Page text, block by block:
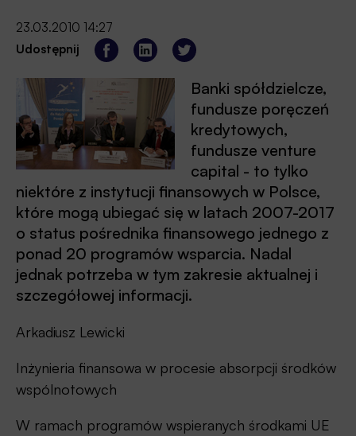
23.03.2010 14:27
Udostępnij
Banki spółdzielcze,
fundusze poręczeń
kredytowych,
fundusze venture
capital - to tylko
niektóre z instytucji finansowych w Polsce,
które mogą ubiegać się w latach 2007-2017
o status pośrednika finansowego jednego z
ponad 20 programów wsparcia. Nadal
jednak potrzeba w tym zakresie aktualnej i
szczegółowej informacji.
Arkadiusz Lewicki
Inżynieria finansowa w procesie absorpcji środków
wspólnotowych
W ramach programów wspieranych środkami UE